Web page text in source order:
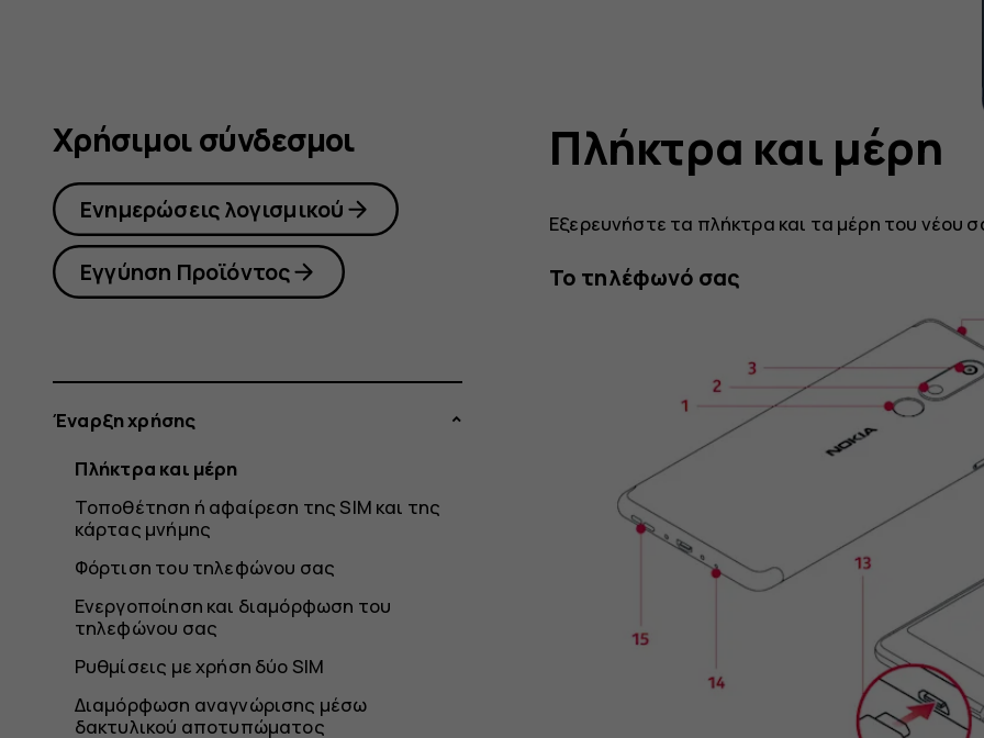
Πλήκτρα και μέρη
Εξερευνήστε τα πλήκτρα και τα μέρη του νέου
Το τηλέφωνό σας
Χρήσιμοι σύνδεσμοι
Ενημερώσεις λογισμικού
Εγγύηση Προϊόντος
Έναρξη χρήσης
Πλήκτρα και μέρη
Τοποθέτηση ή αφαίρεση της SIM και της
κάρτας μνήμης
Φόρτιση του τηλεφώνου σας
Ενεργοποίηση και διαμόρφωση του
τηλεφώνου σας
Ρυθμίσεις με χρήση δύο SIM
Διαμόρφωση αναγνώρισης μέσω
δακτυλικού αποτυπώματος